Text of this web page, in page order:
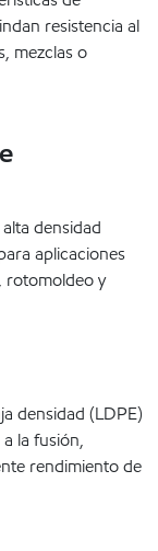
resistencia al
mezclas o
densidad
aplicaciones
rotomoldeo y
densidad (LDPE)
la fusión,
rendimiento de